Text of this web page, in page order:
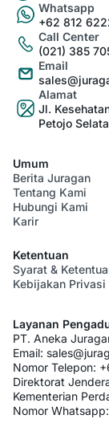
Whatsapp
+62 812
Call Center
(021) 385
Email
Alamat
Jl.
Petojo
Umum
Berita Juragan
Tentang Kami
Hubungi Kami
Karir
Ketentuan
Syarat &
Kebijakan Privasi
Layanan
PT. Aneka
Email:
Nomor Telepon:
Direktorat
Kementerian
Nomor Whatsapp: